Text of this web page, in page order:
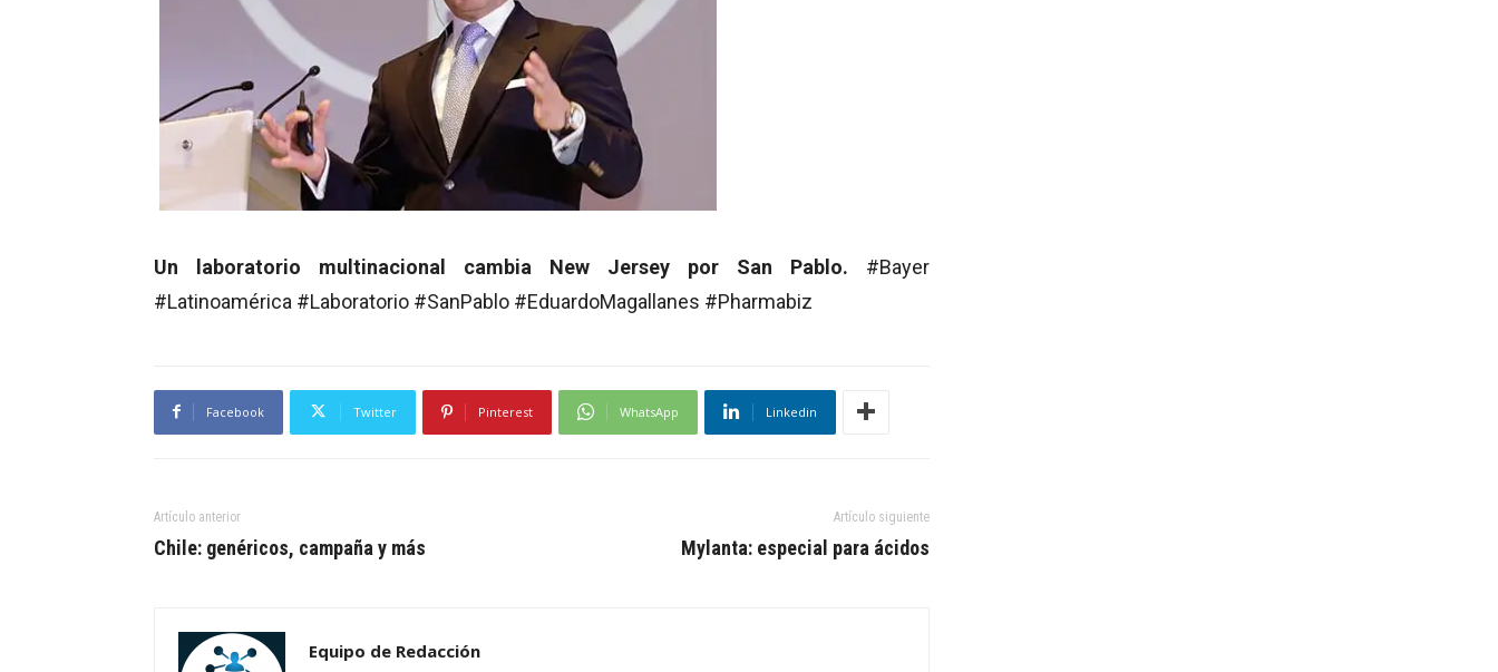
Un laboratorio multinacional cambia New Jersey por San Pablo. #Bayer
#Latinoamérica #Laboratorio #SanPablo #EduardoMagallanes #Pharmabiz
Facebook Twitter Pinterest WhatsApp Linkedin
Artículo anterior
Chile: genéricos, campaña y más
Artículo siguiente
Mylanta: especial para ácidos
Equipo de Redacción